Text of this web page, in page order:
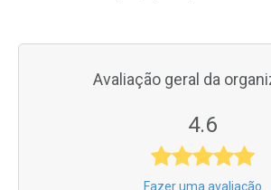
Avaliação geral da
4.6
Fazer uma avaliação